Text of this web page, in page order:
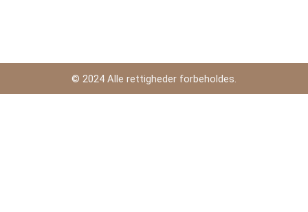
© 2024 Alle rettigheder forbeholdes.